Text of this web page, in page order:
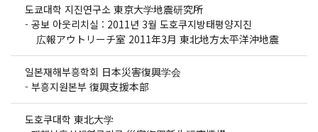
도쿄대학 지진연구소 東京大学地震研究所
- 공보 아웃리치실 : 2011년 3월 도호쿠지방태평양지진
広報アウトリーチ室 2011年3月 東北地方太平洋沖地震
일본재해부흥학회 日本災害復興学会
- 부흥지원본부 復興支援本部
도호쿠대학 東北大学